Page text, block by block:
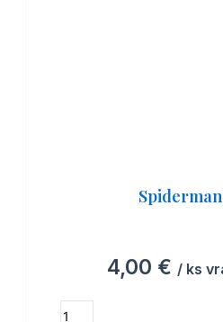
4,00 € / ks
množstvo